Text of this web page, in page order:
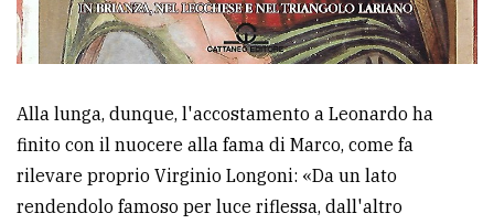
Alla lunga, dunque, l'accostamento a Leonardo ha
finito con il nuocere alla fama di Marco, come fa
rilevare proprio Virginio Longoni: «Da un lato
rendendolo famoso per luce riflessa, dall'altro